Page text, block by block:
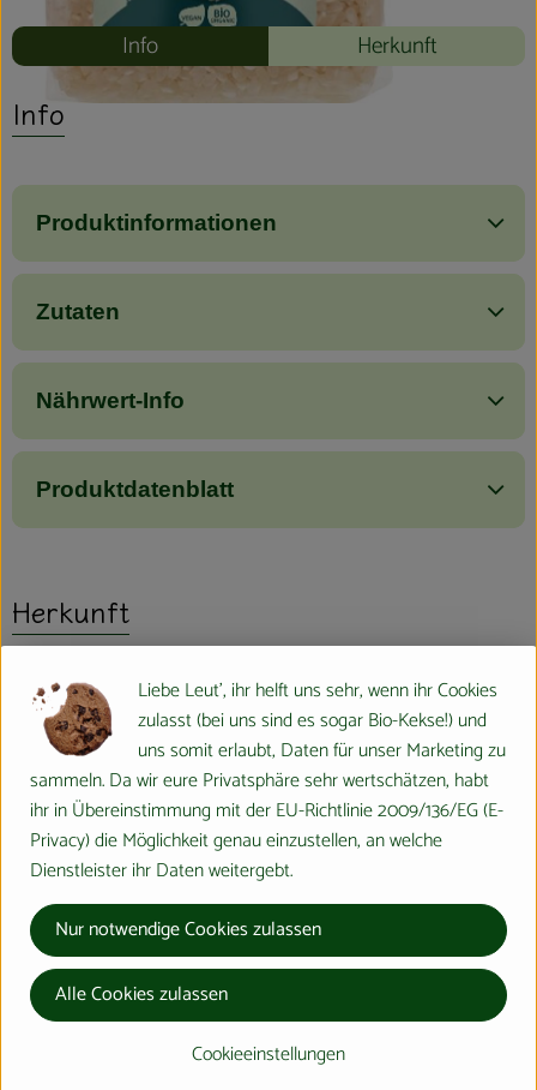
Info Herkunft
Info
Produktinformationen
Zutaten
Nährwert-Info
Produktdatenblatt
Herkunft
Hersteller: TerraSana
verschiedene Herkunft
TerraSana Natuurvoeding BV
NL 2450 AB Leimuiden
TERRA SANA - positive eating!
Das niederländische Naturkostunternehmen TerraSana ist mit
Liebe Leut', ihr helft uns sehr, wenn ihr Cookies
zulasst (bei uns sind es sogar Bio-Kekse!) und
uns somit erlaubt, Daten für unser Marketing zu
sammeln. Da wir eure Privatsphäre sehr wertschätzen, habt
ihr in Übereinstimmung mit der EU-Richtlinie 2009/136/EG (E-
Privacy) die Möglichkeit genau einzustellen, an welche
Dienstleister ihr Daten weitergebt.
Cookieeinstellungen
Nur notwendige Cookies zulassen
Alle Cookies zulassen